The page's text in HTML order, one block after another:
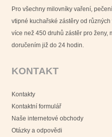
Pro všechny milovníky vaření,
vtipné kuchařské zástěry od
více než 450 druhů zástěr pro ženy,
doručením již do 24 hodin.
KONTAKT
Kontakty
Kontaktní formulář
Naše internetové obchody
Otázky a odpovědi